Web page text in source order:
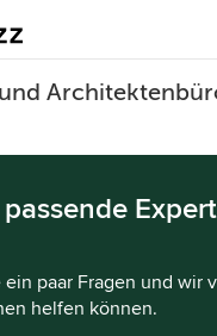
paar Fragen und wir
helfen können.